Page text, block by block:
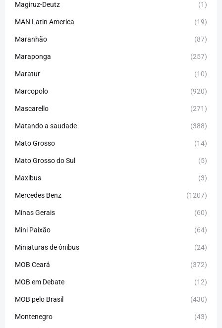
Magiruz-Deutz (1)
MAN Latin America (19)
Maranhão (87)
Maraponga (257)
Maratur (10)
Marcopolo (920)
Mascarello (271)
Matando a saudade (388)
Mato Grosso (14)
Mato Grosso do Sul (5)
Maxibus (3)
Mercedes Benz (1207)
Minas Gerais (60)
Mini Paixão (64)
Miniaturas de ônibus (24)
MOB Ceará (372)
MOB em Debate (12)
MOB pelo Brasil (430)
Montenegro (43)